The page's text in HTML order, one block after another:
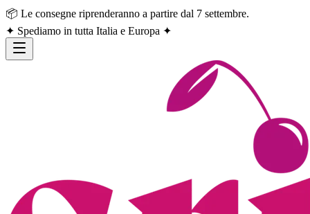
📦 Le consegne riprenderanno a partire dal 7 settembre.
✦ Spediamo in tutta Italia e Europa ✦